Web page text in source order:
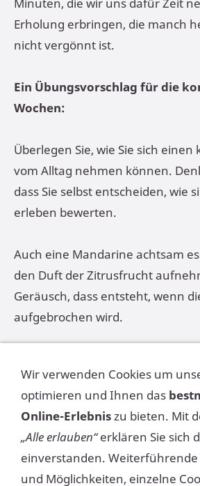
Erholung erbringen, die manch
nicht vergönnt ist.
Ein Übungsvorschlag für die
Wochen:
Überlegen Sie, wie Sie sich
vom Alltag nehmen können.
dass Sie selbst entscheiden, wie
erleben bewerten.
Auch eine Mandarine achtsam
den Duft der Zitrusfrucht
Geräusch, dass entsteht, wenn
aufgebrochen wird.
Kartoffeln schälen zur
werden. So entsteht eine
alltäglichen Aufgabe und wird zu
Auszeit, fast wie ein kleiner
Wir verwenden Cookies um
optimieren und Ihnen das
Online-Erlebniszu bieten. Mit
„Alle erlauben“erklären Sie sich
einverstanden.
und Möglichkeiten, einzelne